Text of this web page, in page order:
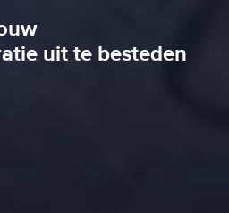
uit te besteden